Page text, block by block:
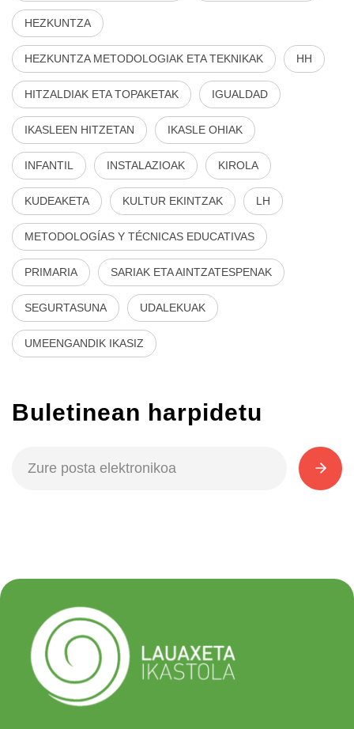
HEZKUNTZA
HEZKUNTZA METODOLOGIAK ETA TEKNIKAK HH
HITZALDIAK ETA TOPAKETAK IGUALDAD
IKASLEEN HITZETAN IKASLE OHIAK
INFANTIL INSTALAZIOAK KIROLA
KUDEAKETA KULTUR EKINTZAK LH
METODOLOGÍAS Y TÉCNICAS EDUCATIVAS
PRIMARIA SARIAK ETA AINTZATESPENAK
SEGURTASUNA UDALEKUAK
UMEENGANDIK IKASIZ
Buletinean harpidetu